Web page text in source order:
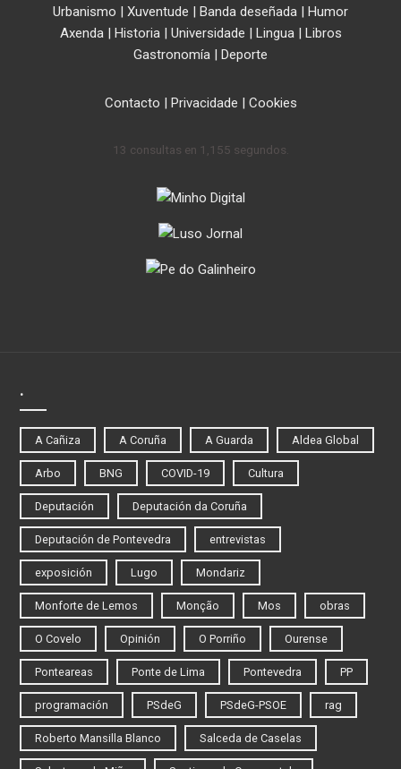
Urbanismo | Xuventude | Banda deseñada | Humor
Axenda| Historia| Universidade | Lingua| Libros
Gastronomía | Deporte
Contacto | Privacidade | Cookies
13 consultas en 1,155 segundos.
.
A Cañiza A Coruña A Guarda Aldea Global
Arbo BNG COVID-19 Cultura
Deputación Deputación da Coruña
Deputación de Pontevedra entrevistas
exposición Lugo Mondariz
Monforte de Lemos Monção Mos obras
O Covelo Opinión O Porriño Ourense
Ponteareas Ponte de Lima Pontevedra PP
programación PSdeG PSdeG-PSOE rag
Roberto Mansilla Blanco Salceda de Caselas